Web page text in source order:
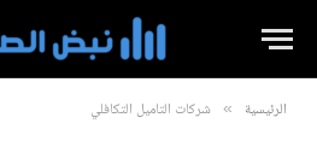
الرئيسية » شركات التأميل التكافلي